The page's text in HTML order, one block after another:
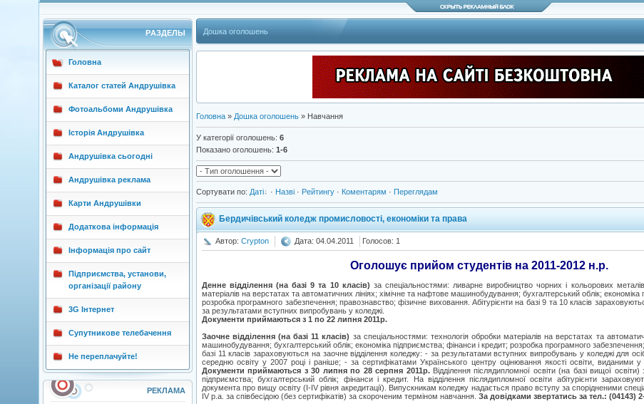
РAЗДЕЛЫ
Головна
Каталог статей Андрушівка
Фотоальбоми Андрушівка
Історія Андрушівка
Андрушівка сьогодні
Андрушівка реклама
Карти Андрушівки
Додаткова інформація
Інформація про сайт
Підприємства, установи,
організації району
3G Інтернет
Супутникове телебачення
Не переплачуйте!
РЕКЛАМА
Дошка оголошень
Головна» Дошка оголошень» Навчання
У категорії оголошень: 6
Показано оголошень: 1-6
Сортувати по: Даті · Назві· Рейтингу· Коментарям · Переглядам
Бердичівський коледж промисловості, економіки та права
Автор: Crypton Дата: 04.04.2011 Голосов: 1
Оголошує прийом студентів на 2011-2012 н.р.
Денне відділення (на базі 9 та 10 класів) за спеціальностями: ливарне виробництво чорних і кольорових
матеріалів на верстатах та автоматичних лініях; хімічне та нафтове машинобудування; бухгалтерський облік; економіка
розробка програмного забезпечення; правознавство; фізичне виховання. Абітурієнти на базі 9 та 10 класів
за результатами вступних випробувань у коледжі.
Документи приймаються з 1 по 22 липня 2011р.
Заочне відділення (на базі 11 класів) за спеціальностями: технологія обробки матеріалів на верстатах та
машинобудування; бухгалтерський облік; економіка підприємства; фінанси і кредит; розробка програмного
базі 11 класів зараховуються на заочне відділення коледжу: - за результатами вступних випробувань у коледжі для
середню освіту у 2007 році і раніше; - за сертифікатами Українського центру оцінювання якості освіти, виданими
Документи приймаються з 30 липня по 28 серпня 2011р. Відділення післядипломної освіти (на базі вищої
підприємства; бухгалтерський облік; фінанси і кредит. На відділення післядипломної освіти абітурієнти
документа про вищу освіту (I-IV рівня акредитації). Випускникам коледжу надається право вступу за спорідненими
IV p.a. за співбесідою (без сертифікатів) за скороченим терміном навчання. За довідками звертатись за тел.: (04143)